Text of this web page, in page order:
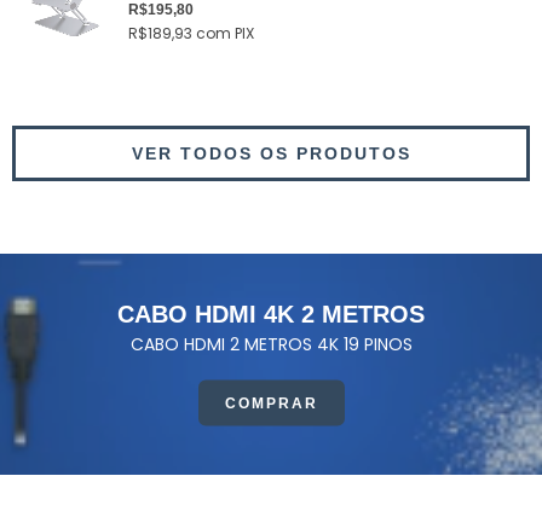
R$195,80
R$189,93 com PIX
VER TODOS OS PRODUTOS
CABO HDMI 4K 2 METROS
CABO HDMI 2 METROS 4K 19 PINOS
COMPRAR